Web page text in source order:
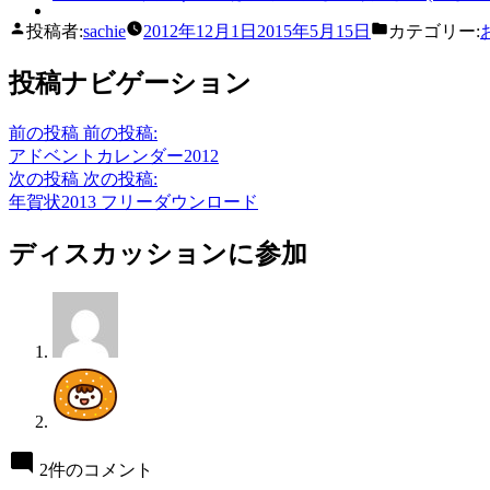
投稿者:sachie 2012年12月1日 2015年5月15日 カテゴリー:
投稿ナビゲーション
前の投稿 前の投稿:
アドベントカレンダー2012
次の投稿 次の投稿:
年賀状2013 フリーダウンロード
ディスカッションに参加
2件のコメント